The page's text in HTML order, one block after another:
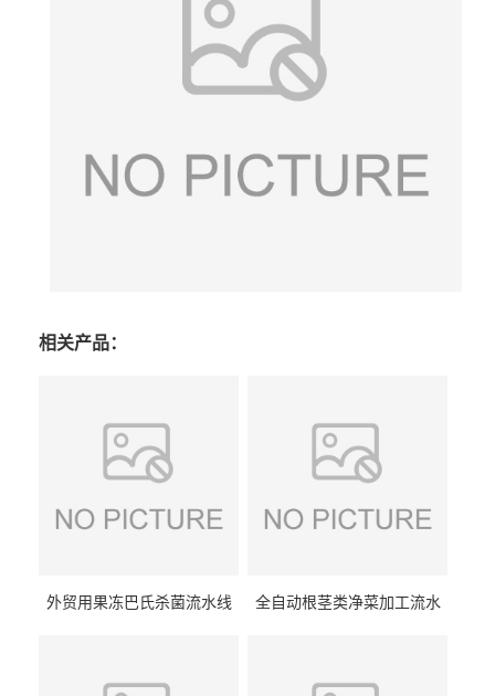
相关产品：
外贸用果冻巴氏杀菌流水线
全自动根茎类净菜加工流水